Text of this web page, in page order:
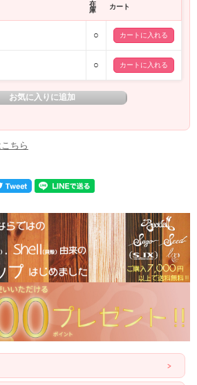
より、可愛すぎる2色のオーダーをいただき完成い
、通常は左右両方中をくり抜くところ、
を使用することで、しっかりと木材が響くので、
るモデルとなりました。
ィストとおなじモデルを、、
ませ！
在
庫
カート
○
○
ちら